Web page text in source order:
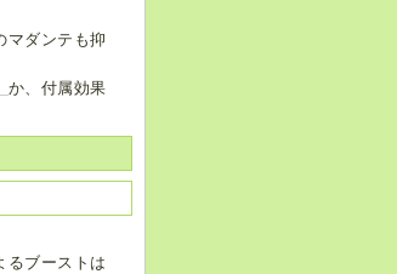
マダンテも抑
か、付属効果
るブーストは